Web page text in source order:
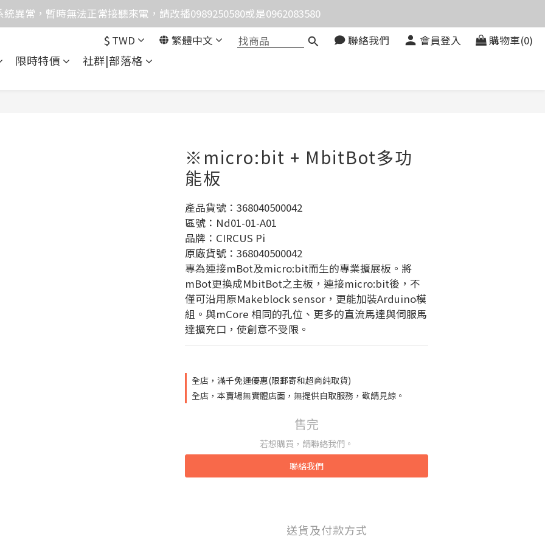
均含稅，下單享優惠！歡迎大量採購，由專人提供專案報價。
異常，暫時無法正常接聽來電，請改播0989250580或是0962083580
均含稅，下單享優惠！歡迎大量採購，由專人提供專案報價。
$ TWD 繁體中文 聯絡我們 會員登入 購物車(0)
限時特價 社群|部落格
※micro:bit + MbitBot多功
能板
產品貨號：368040500042
區號：Nd01-01-A01
品牌：CIRCUS Pi
原廠貨號：368040500042
專為連接mBot及micro:bit而生的專業擴展板。將
mBot更換成MbitBot之主板，連接micro:bit後，不
僅可沿用原Makeblock sensor，更能加裝Arduino模
組。與mCore 相同的孔位、更多的直流馬達與伺服馬
達擴充口，使創意不受限。
全店，滿千免運優惠(限郵寄和超商純取貨)
全店，本賣場無實體店面，無提供自取服務，敬請見諒。
售完
若想購買，請聯絡我們。
聯絡我們
送貨及付款方式